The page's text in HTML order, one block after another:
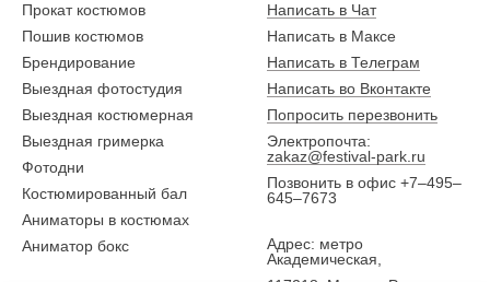
Прокат костюмов
Пошив костюмов
Брендирование
Выездная фотостудия
Выездная костюмерная
Выездная гримерка
Фотодни
Костюмированный бал
Аниматоры в костюмах
Аниматор бокс
Написать в Чат
Написать в Максе
Написать в Телеграм
Написать во Вконтакте
Попросить перезвонить
Электропочта:
zakaz@festival-park.ru
Позвонить в офис +7–495–
645–7673
Адрес: метро
Академическая,